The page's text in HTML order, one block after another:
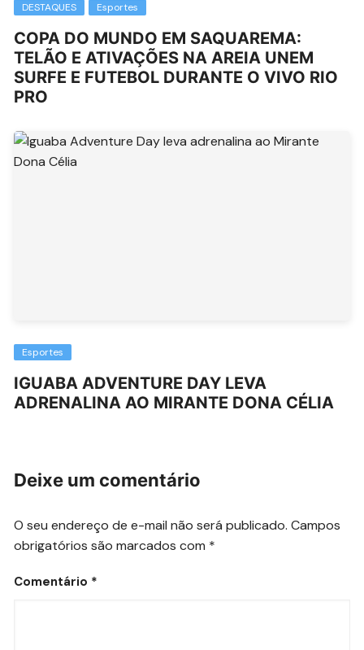
DESTAQUES Esportes
COPA DO MUNDO EM SAQUAREMA:
TELÃO E ATIVAÇÕES NA AREIA UNEM
SURFE E FUTEBOL DURANTE O VIVO RIO
PRO
Esportes
IGUABA ADVENTURE DAY LEVA
ADRENALINA AO MIRANTE DONA CÉLIA
Deixe um comentário
O seu endereço de e-mail não será publicado. Campos
obrigatórios são marcados com *
Comentário *